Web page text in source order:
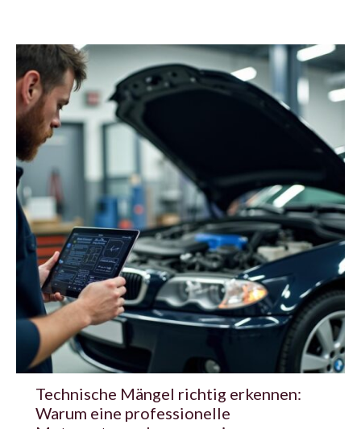
Technische Mängel richtig erkennen:
Warum eine professionelle